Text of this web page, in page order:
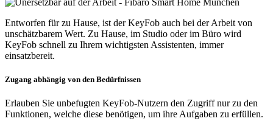
Entworfen für zu Hause, ist der KeyFob auch bei der Arbeit von
unschätzbarem Wert. Zu Hause, im Studio oder im Büro wird
KeyFob schnell zu Ihrem wichtigsten Assistenten, immer
einsatzbereit.
Zugang abhängig von den Bedürfnissen
Erlauben Sie unbefugten KeyFob-Nutzern den Zugriff nur zu den
Funktionen, welche diese benötigen, um ihre Aufgaben zu erfüllen.